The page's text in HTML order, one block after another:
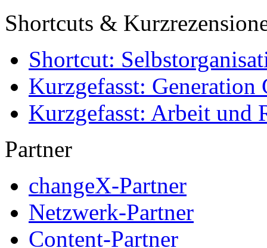
Shortcuts &
Shortcut:
Kurzgefasst: Generation
Kurzgefasst: Arbeit und
Partner
changeX-Partner
Netzwerk-Partner
Content-Partner